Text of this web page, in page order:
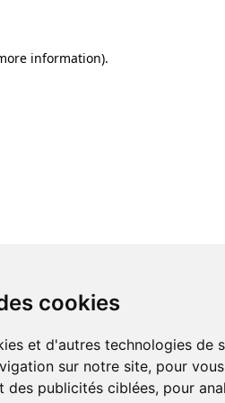
cookies
et d'autres technologies de
sur notre site, pour
des publicités ciblées, pour
information).